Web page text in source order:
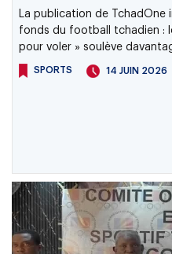
La publication de
fonds du football tchadien :
pour voler » soulève
SPORTS 14 JUIN 2026